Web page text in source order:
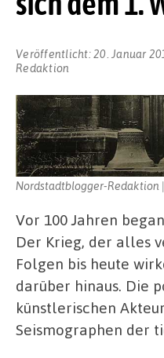
Veröffentlicht:20. Januar
Redaktion
Nordstadtblogger-Redaktion
Vor 100 Jahren
Der Krieg, der alles
Folgen bis heute
darüber hinaus. Die
künstlerischen
Seismographen der